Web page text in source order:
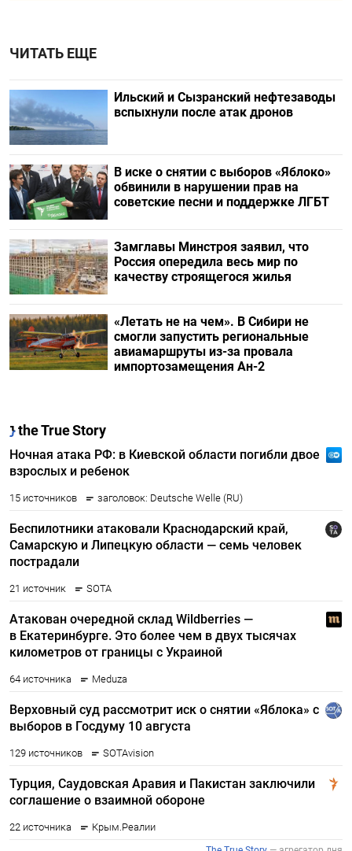
ЧИТАТЬ ЕЩЕ
Ильский и Сызранский нефтезаводы
вспыхнули после атак дронов
В иске о снятии с выборов «Яблоко»
обвинили в нарушении прав на
советские песни и поддержке ЛГБТ
Замглавы Минстроя заявил, что
Россия опередила весь мир по
качеству строящегося жилья
«Летать не на чем». В Сибири не
смогли запустить региональные
авиамаршруты из-за провала
импортозамещения Ан-2